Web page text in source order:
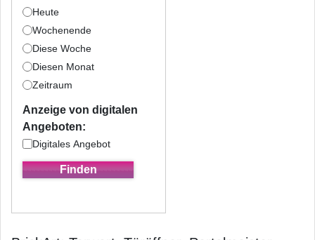
Heute
Wochenende
Diese Woche
Diesen Monat
Zeitraum
Anzeige von digitalen
Angeboten:
Digitales Angebot